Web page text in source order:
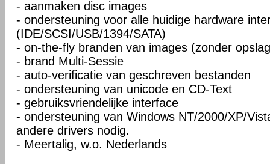
- aanmaken disc images
- ondersteuning voor alle huidige hardware
(IDE/SCSI/USB/1394/SATA)
- on-the-fly branden van images (zonder
- brand Multi-Sessie
- auto-verificatie van geschreven bestanden
- ondersteuning van unicode en CD-Text
- gebruiksvriendelijke interface
- ondersteuning van Windows NT/2000/XP/
andere drivers nodig.
- Meertalig, w.o. Nederlands